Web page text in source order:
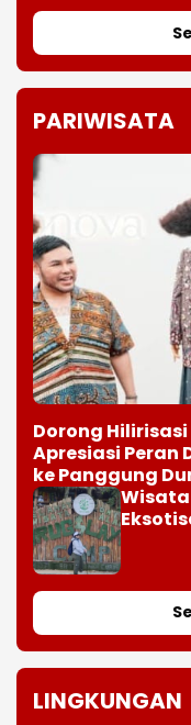
PARIWISATA
Dorong
Apresiasi Peran
ke Panggung
LINGKUNGAN